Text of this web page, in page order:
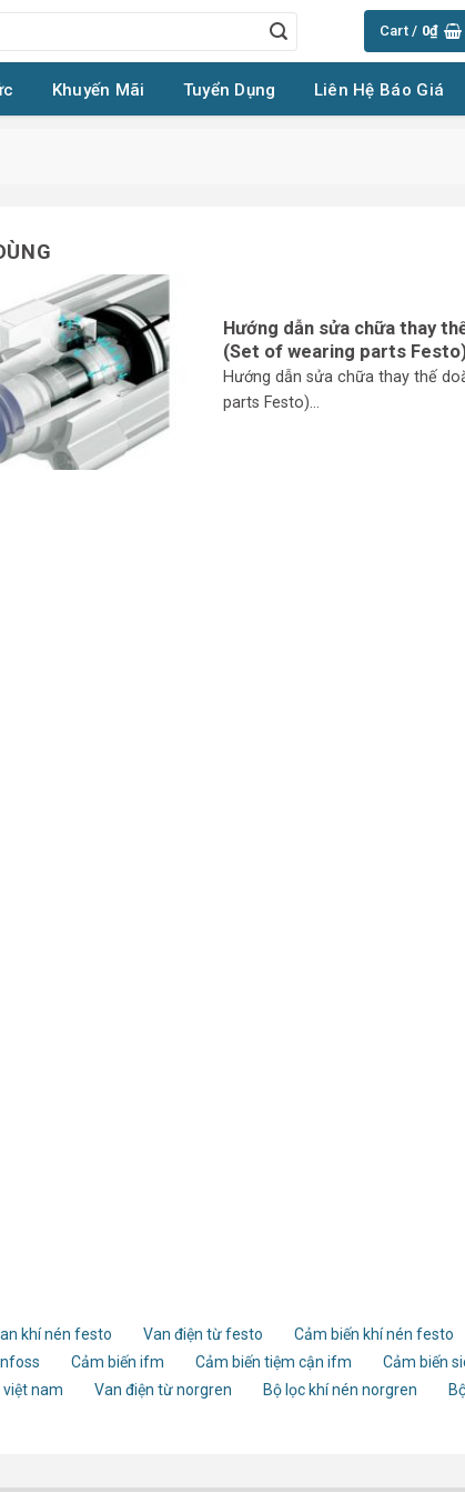
Cart / 0₫
Khuyến Mãi Tuyển Dụng Liên Hệ Báo Giá
Hướng dẫn sửa chữa thay
(Set of wearing parts
Hướng dẫn sửa chữa thay thế
parts Festo)...
khí nén festo Van điện từ festo Cảm biến khí nén festo
Cảm biến ifm Cảm biến tiệm cận ifm Cảm biến
việt nam Van điện từ norgren Bộ lọc khí nén norgren